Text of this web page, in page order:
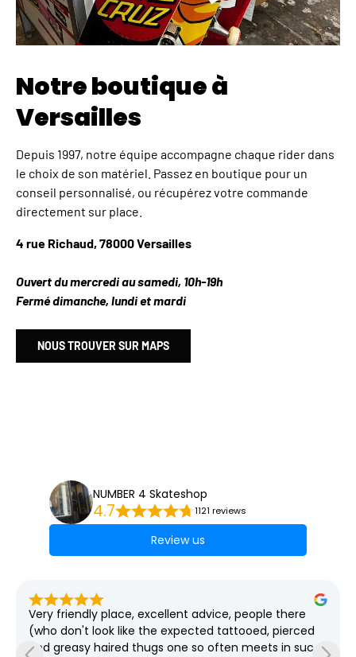
Notre boutique à
Versailles
Depuis 1997, notre équipe accompagne chaque rider dans
le choix de son matériel. Passez en boutique pour un
conseil personnalisé, ou récupérez votre commande
directement sur place.
4 rue Richaud, 78000 Versailles
Ouvert du mercredi au samedi, 10h-19h
Fermé dimanche, lundi et mardi
NOUS TROUVER SUR MAPS
NUMBER 4 Skateshop
4.7 1121 reviews
Review us
Very friendly place, excellent advice, people there
(who don't look like the expected tattooed, pierced
and greasy haired thugs one so often meets in such